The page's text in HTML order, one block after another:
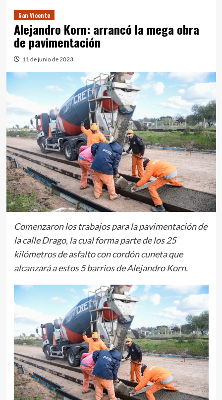
San Vicente
Alejandro Korn: arrancó la mega obra
de pavimentación
11 de junio de 2023
Comenzaron los trabajos para la pavimentación de
la calle Drago, la cual forma parte de los 25
kilómetros de asfalto con cordón cuneta que
alcanzará a estos 5 barrios de Alejandro Korn.